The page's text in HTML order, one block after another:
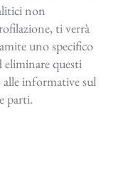
non
ti verrà
uno specifico
questi
alle informative sul
parti.